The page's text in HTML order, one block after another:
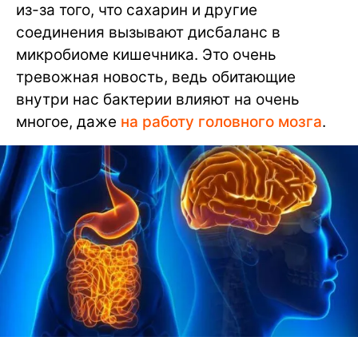
из-за того, что сахарин и другие
соединения вызывают дисбаланс в
микробиоме кишечника. Это очень
тревожная новость, ведь обитающие
внутри нас бактерии влияют на очень
многое, даже на работу головного мозга.